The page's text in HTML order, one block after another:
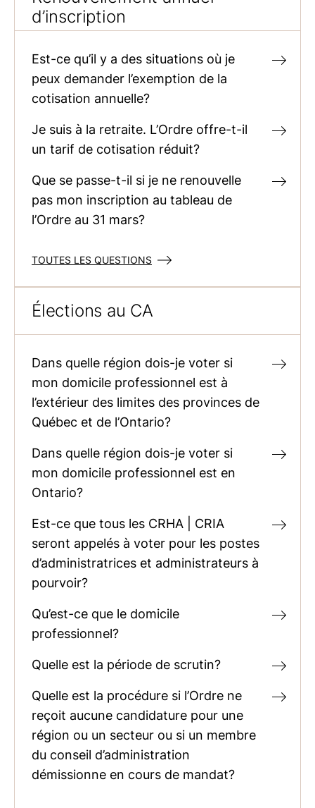
d’inscription
Est-ce qu’il y a des situations où je
peux demander l’exemption de la
cotisation annuelle?
Je suis à la retraite. L’Ordre offre-t-il
un tarif de cotisation réduit?
Que se passe-t-il si je ne renouvelle
pas mon inscription au tableau de
l’Ordre au 31 mars?
TOUTES LES QUESTIONS
Élections au CA
Dans quelle région dois-je voter si
mon domicile professionnel est à
l’extérieur des limites des provinces de
Québec et de l’Ontario?
Dans quelle région dois-je voter si
mon domicile professionnel est en
Ontario?
Est-ce que tous les CRHA | CRIA
seront appelés à voter pour les postes
d’administratrices et administrateurs à
pourvoir?
Qu’est-ce que le domicile
professionnel?
Quelle est la période de scrutin?
Quelle est la procédure si l’Ordre ne
reçoit aucune candidature pour une
région ou un secteur ou si un membre
du conseil d’administration
démissionne en cours de mandat?